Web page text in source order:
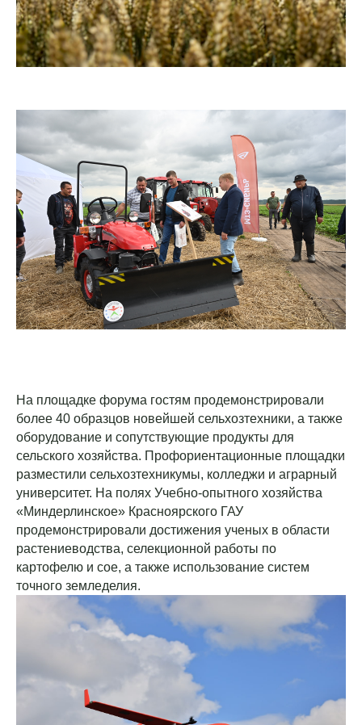
На площадке форума гостям продемонстрировали
более 40 образцов новейшей сельхозтехники, а также
оборудование и сопутствующие продукты для
сельского хозяйства. Профориентационные площадки
разместили сельхозтехникумы, колледжи и аграрный
университет. На полях Учебно-опытного хозяйства
«Миндерлинское» Красноярского ГАУ
продемонстрировали достижения ученых в области
растениеводства, селекционной работы по
картофелю и сое, а также использование систем
точного земледелия.